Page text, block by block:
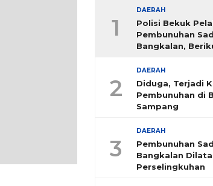
1
DAERAH
Polisi Bekuk
Pembunuhan
Bangkalan,
2
DAERAH
Diduga, Terjadi
Pembunuhan di
Sampang
3
DAERAH
Pembunuhan
Bangkalan
Perselingkuhan